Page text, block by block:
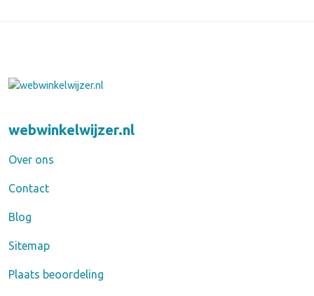
webwinkelwijzer.nl
Over ons
Contact
Blog
Sitemap
Plaats beoordeling